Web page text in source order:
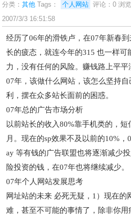
分类：其他 Tags： 个人网站 评论：0 浏
2007/3/3 16:51:58
经历了06年的滑铁卢，在07年新春
长的疲态，就连今年的315 也一样可
力，没有任何的风险。赚钱路上平平
07年，该做什么网站，该怎么坚持
利，摆在众多站长面前的困惑。
07年总的广告市场分析
以前站长的收入80%靠手机类的，
月。现在的sp效果不及以前的10%，
ay 等有钱的广告联盟也将逐渐减少
险投资的钱，在07年也将继续减少。
07年个人网站发展思考
网址站的未来 必死无疑，1）现在的
难，甚至不可能的事情了，除非你